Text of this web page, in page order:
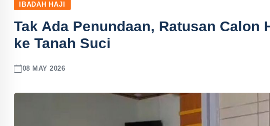
IBADAH HAJI
Tak Ada Penundaan, Ratusan Calon
ke Tanah Suci
08 MAY 2026